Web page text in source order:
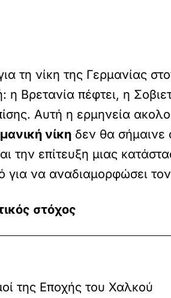
τη νίκη της Γερμανίας
Βρετανία πέφτει, η
Αυτή η ερμηνεία
νίκη δεν θα σήμαινε
την επίτευξη μιας
για να αναδιαμορφώσει
στόχος
της Εποχής του Χαλκού